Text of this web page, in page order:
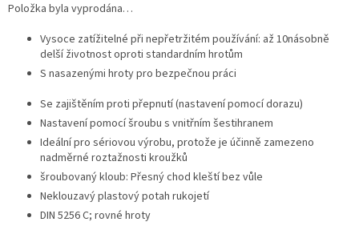
Položka byla vyprodána…
Vysoce zatížitelné při nepřetržitém používání: až 10násobně
delší životnost oproti standardním hrotům
S nasazenými hroty pro bezpečnou práci
Se zajištěním proti přepnutí (nastavení pomocí dorazu)
Nastavení pomocí šroubu s vnitřním šestihranem
Ideální pro sériovou výrobu, protože je účinně zamezeno
nadměrné roztažnosti kroužků
šroubovaný kloub: Přesný chod kleští bez vůle
Neklouzavý plastový potah rukojetí
DIN 5256 C; rovné hroty